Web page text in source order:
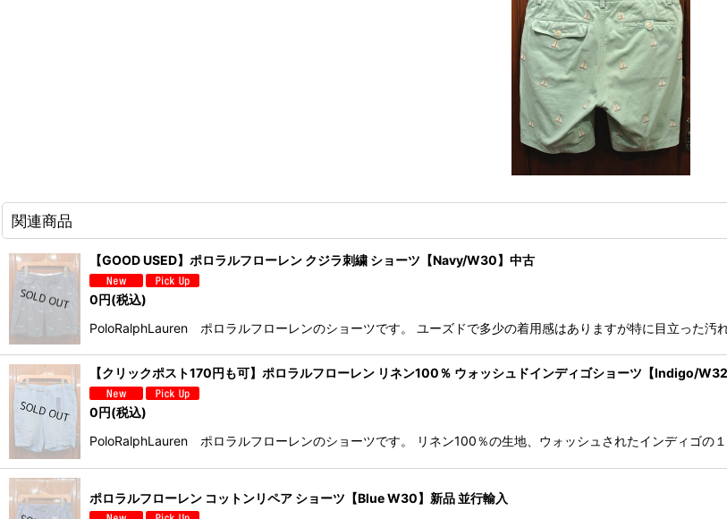
関連商品
【GOOD USED】ポロラルフローレン クジラ刺繍 ショーツ【Navy/W30】中古
0円(税込)
PoloRalphLauren ポロラルフローレンのショーツです。 ユーズドで多少の着用感はありますが特に目立った
【クリックポスト170円も可】ポロラルフローレン リネン100％ ウォッシュドインディゴショーツ【Indigo/
0円(税込)
PoloRalphLauren ポロラルフローレンのショーツです。 リネン100％の生地、ウォッシュされたインディ
ポロラルフローレン コットンリペア ショーツ【Blue W30】新品 並行輸入